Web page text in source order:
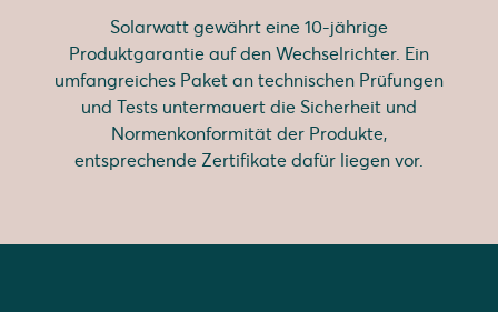
Solarwatt gewährt eine 10-jährige
Produktgarantie auf den Wechselrichter. Ein
umfangreiches Paket an technischen Prüfungen
und Tests untermauert die Sicherheit und
Normenkonformität der Produkte,
entsprechende Zertifikate dafür liegen vor.